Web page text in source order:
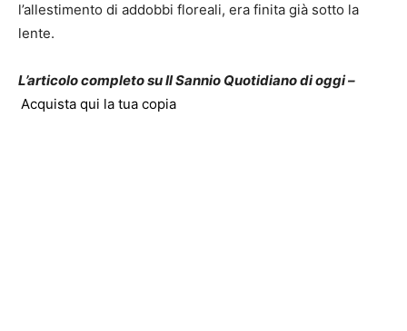
l’allestimento di addobbi floreali, era finita già sotto la
lente.
L’articolo completo su Il Sannio Quotidiano di oggi –
Acquista qui la tua copia